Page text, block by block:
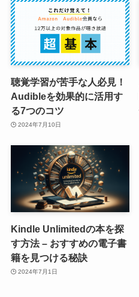
聴覚学習が苦手な人必見！
Audibleを効果的に活用す
る7つのコツ
2024年7月10日
Kindle Unlimitedの本を探
す方法 – おすすめの電子書
籍を見つける秘訣
2024年7月1日